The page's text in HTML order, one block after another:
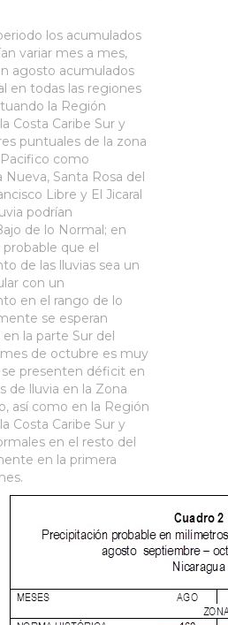
los acumulados
variar mes a mes,
agosto acumulados
en todas las regiones
la Región
Costa Caribe Sur y
puntuales de la zona
como
Nueva, Santa Rosa del
Libre y El Jicaral
podrían
de lo Normal; en
que el
de las lluvias sea un
con un
en el rango de lo
se esperan
la parte Sur del
de octubre es muy
presenten déficit en
de lluvia en la Zona
así como en la Región
Costa Caribe Sur y
en el resto del
en la primera